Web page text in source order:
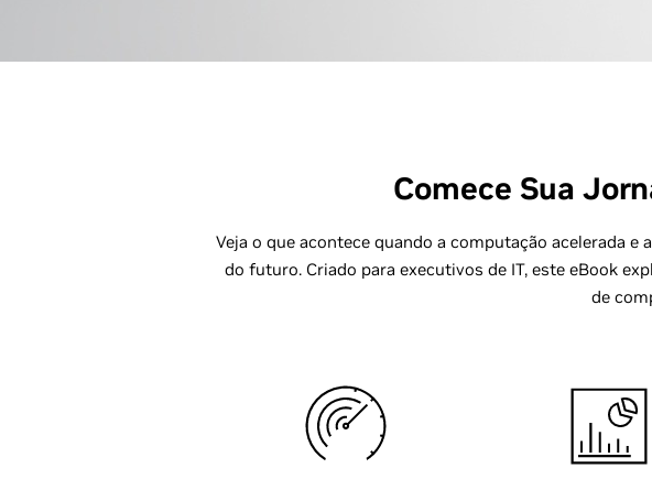
Comece Sua
Veja o que acontece quando a computação acelerada
do futuro. Criado para executivos de IT, este eBook
de